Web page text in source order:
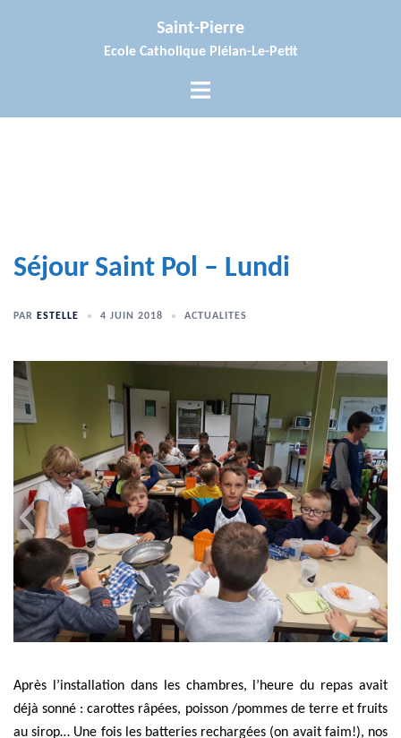
Saint-Pierre
Ecole Catholique Plélan-Le-Petit
Ouvrir/fermer
Séjour Saint Pol – Lundi
PAR ESTELLE 4 JUIN 2018 ACTUALITES
Après l’installation dans les chambres, l’heure du repas avait
déjà sonné : carottes râpées, poisson /pommes de terre et fruits
au sirop… Une fois les batteries rechargées (on avait faim!), nos